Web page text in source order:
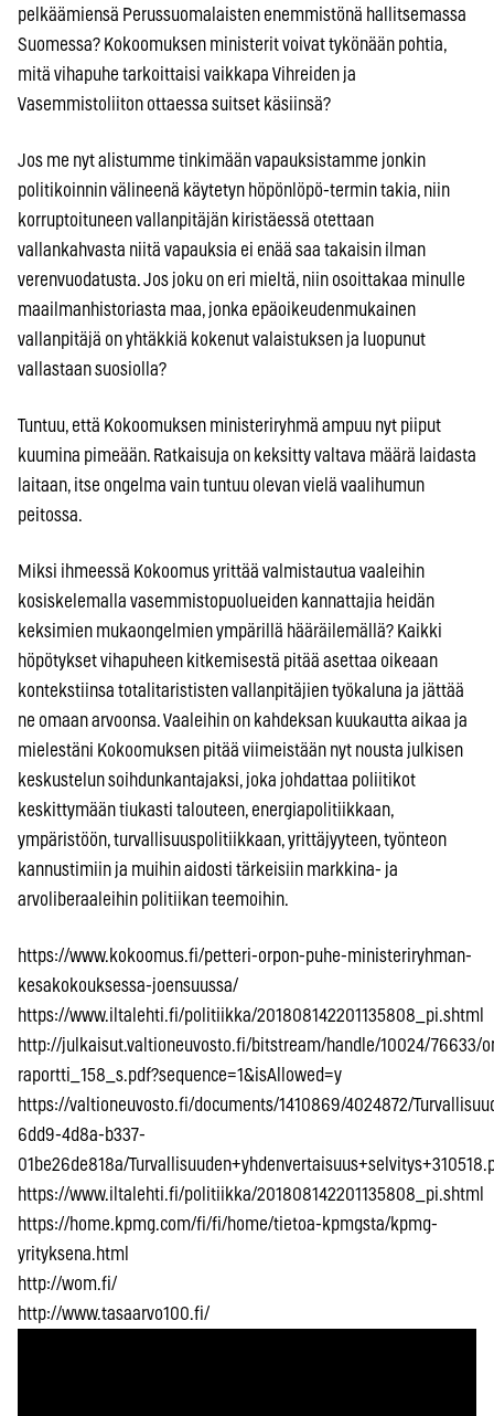
pelkäämiensä Perussuomalaisten enemmistönä hallitsemassa
Suomessa? Kokoomuksen ministerit voivat tykönään pohtia,
mitä vihapuhe tarkoittaisi vaikkapa Vihreiden ja
Vasemmistoliiton ottaessa suitset käsiinsä?
Jos me nyt alistumme tinkimään vapauksistamme jonkin
politikoinnin välineenä käytetyn höpönlöpö-termin takia, niin
korruptoituneen vallanpitäjän kiristäessä otettaan
vallankahvasta niitä vapauksia ei enää saa takaisin ilman
verenvuodatusta. Jos joku on eri mieltä, niin osoittakaa minulle
maailmanhistoriasta maa, jonka epäoikeudenmukainen
vallanpitäjä on yhtäkkiä kokenut valaistuksen ja luopunut
vallastaan suosiolla?
Tuntuu, että Kokoomuksen ministeriryhmä ampuu nyt piiput
kuumina pimeään. Ratkaisuja on keksitty valtava määrä laidasta
laitaan, itse ongelma vain tuntuu olevan vielä vaalihumun
peitossa.
Miksi ihmeessä Kokoomus yrittää valmistautua vaaleihin
kosiskelemalla vasemmistopuolueiden kannattajia heidän
keksimien mukaongelmien ympärillä hääräilemällä? Kaikki
höpötykset vihapuheen kitkemisestä pitää asettaa oikeaan
kontekstiinsa totalitarististen vallanpitäjien työkaluna ja jättää
ne omaan arvoonsa. Vaaleihin on kahdeksan kuukautta aikaa ja
mielestäni Kokoomuksen pitää viimeistään nyt nousta julkisen
keskustelun soihdunkantajaksi, joka johdattaa poliitikot
keskittymään tiukasti talouteen, energiapolitiikkaan,
ympäristöön, turvallisuuspolitiikkaan, yrittäjyyteen, työnteon
kannustimiin ja muihin aidosti tärkeisiin markkina- ja
arvoliberaaleihin politiikan teemoihin.
https://www.kokoomus.fi/petteri-orpon-puhe-ministeriryhman-
kesakokouksessa-joensuussa/
https://www.iltalehti.fi/politiikka/201808142201135808_pi.shtml
http://julkaisut.valtioneuvosto.fi/bitstream/handle/10024/76633/
raportti_158_s.pdf?sequence=1&isAllowed=y
https://valtioneuvosto.fi/documents/1410869/4024872/
6dd9-4d8a-b337-
01be26de818a/
https://www.iltalehti.fi/politiikka/201808142201135808_pi.shtml
https://home.kpmg.com/fi/fi/home/tietoa-kpmgsta/kpmg-
yrityksena.html
http://wom.fi/
http://www.tasaarvo100.fi/